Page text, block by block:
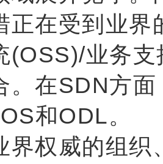
正在受到业界
(OSS)/业务
。在SDN方
和ODL。
界权威的组织